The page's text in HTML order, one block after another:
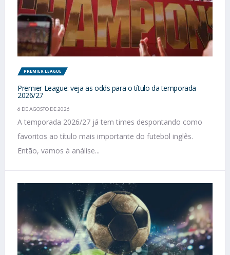
PREMIER LEAGUE
Premier League: veja as odds para o título da temporada
2026/27
6 DE AGOSTO DE 2026
A temporada 2026/27 já tem times despontando como
favoritos ao título mais importante do futebol inglês.
Então, vamos à análise...